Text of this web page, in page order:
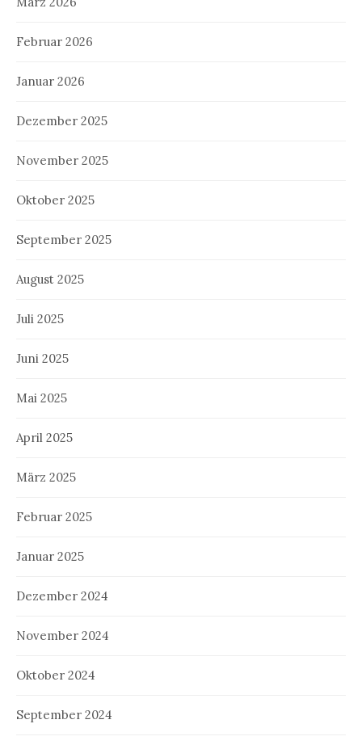
Februar 2026
Januar 2026
Dezember 2025
November 2025
Oktober 2025
September 2025
August 2025
Juli 2025
Juni 2025
Mai 2025
April 2025
März 2025
Februar 2025
Januar 2025
Dezember 2024
November 2024
Oktober 2024
September 2024